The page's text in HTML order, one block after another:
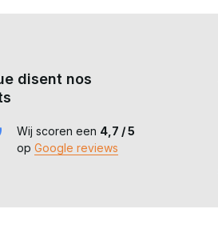
disent nos
Wij scoren een 4,7 / 5
op Google reviews